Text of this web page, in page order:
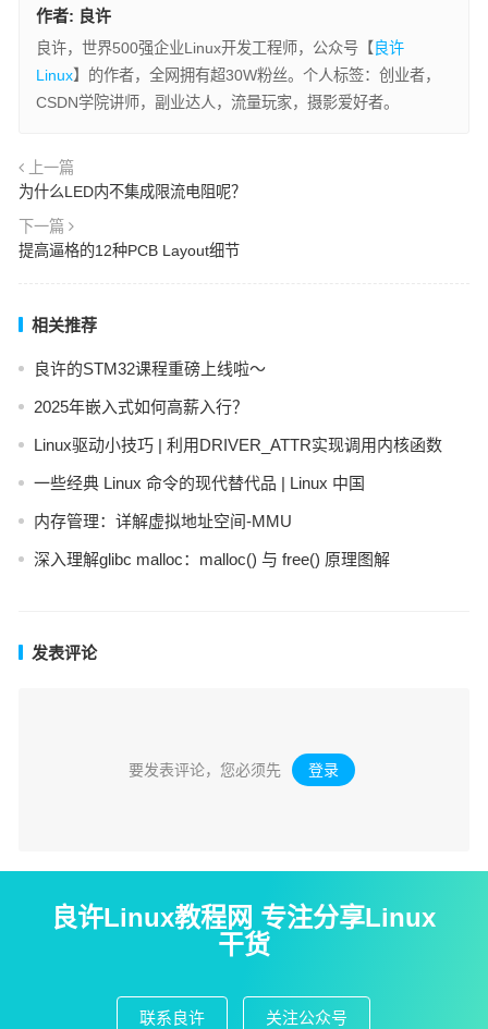
作者: 良许
良许，世界500强企业Linux开发工程师，公众号【 良许
Linux】的作者，全网拥有超30W粉丝。个人标签：创业者，
CSDN学院讲师，副业达人，流量玩家，摄影爱好者。
上一篇
为什么LED内不集成限流电阻呢？
下一篇
提高逼格的12种PCB Layout细节
相关推荐
良许的STM32课程重磅上线啦～
2025年嵌入式如何高薪入行？
Linux驱动小技巧 | 利用DRIVER_ATTR实现调用内核函数
一些经典 Linux 命令的现代替代品 | Linux 中国
内存管理：详解虚拟地址空间-MMU
深入理解glibc malloc：malloc() 与 free() 原理图解
发表评论
要发表评论，您必须先 登录 。
良许Linux教程网 专注分享Linux
干货
联系良许 关注公众号